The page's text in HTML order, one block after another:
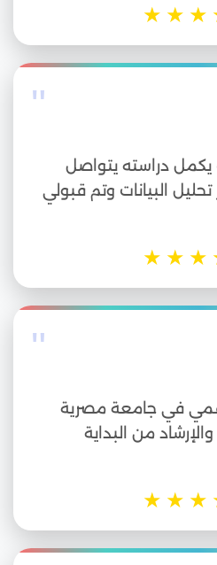
★
★
★
"
يكمل دراسته يتواصل
البيانات وتم قبولي
★
★
★
"
في جامعة مصرية
من البداية
★
★
★